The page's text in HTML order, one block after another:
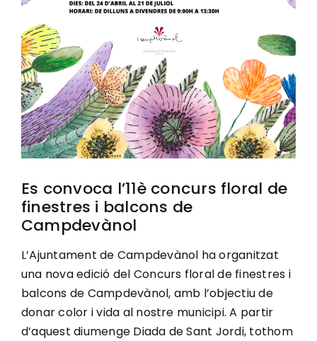
Es convoca l’11è concurs floral de
finestres i balcons de
Campdevànol
L’Ajuntament de Campdevànol ha organitzat
una nova edició del Concurs floral de finestres i
balcons de Campdevànol, amb l’objectiu de
donar color i vida al nostre municipi. A partir
d’aquest diumenge Diada de Sant Jordi, tothom